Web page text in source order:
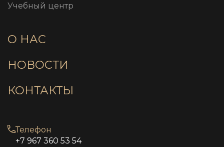
Учебный центр
О НАС
НОВОСТИ
КОНТАКТЫ
Телефон
+7 967 360 53 54